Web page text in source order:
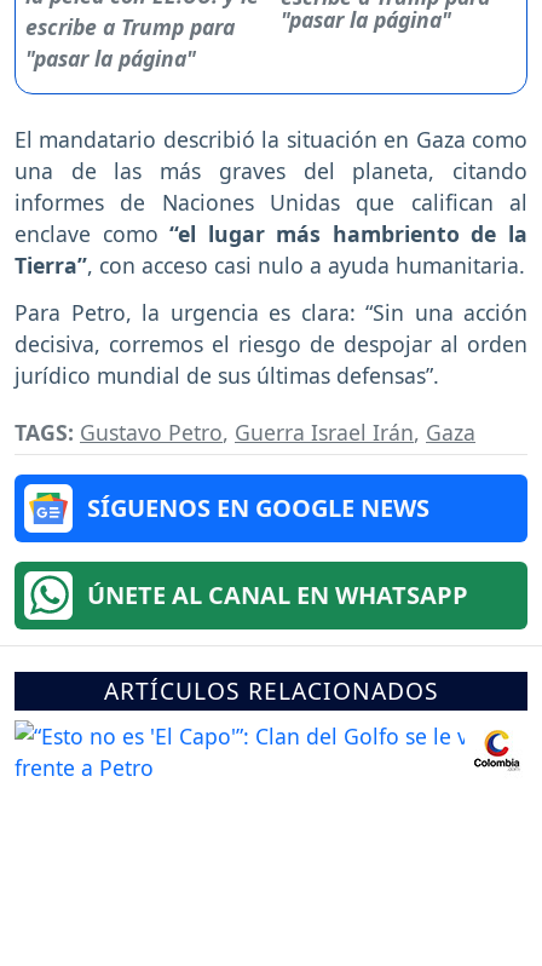
"pasar la página"
El mandatario describió la situación en Gaza como
una de las más graves del planeta, citando
informes de Naciones Unidas que califican al
enclave como“el lugar más hambriento de la
Tierra”, con acceso casi nulo a ayuda humanitaria.
Para Petro, la urgencia es clara: “Sin una acción
decisiva, corremos el riesgo de despojar al orden
jurídico mundial de sus últimas defensas”.
TAGS: Gustavo Petro, Guerra Israel Irán, Gaza
SÍGUENOS EN GOOGLE NEWS
ÚNETE AL CANAL EN WHATSAPP
ARTÍCULOS RELACIONADOS